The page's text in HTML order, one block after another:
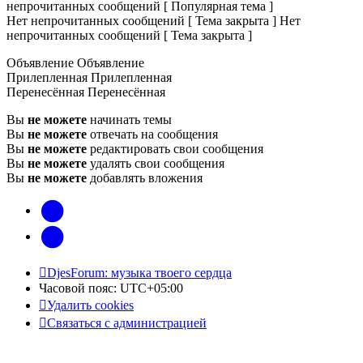
непрочитанных сообщений [ Популярная тема ]
Нет непрочитанных сообщений [ Тема закрыта ] Нет
непрочитанных сообщений [ Тема закрыта ]
Объявление Объявление
Прилепленная Прилепленная
Перенесённая Перенесённая
Вы не можете начинать темы
Вы не можете отвечать на сообщения
Вы не можете редактировать свои сообщения
Вы не можете удалять свои сообщения
Вы не можете добавлять вложения
vk
Telegram
DjesForum: музыка твоего сердца
Часовой пояс: UTC+05:00
Удалить cookies
Связаться с администрацией